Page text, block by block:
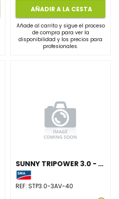
AÑADIR A LA CESTA
Añade al carrito y sigue el proceso
de compra para ver la
disponibilidad y los precios para
profesionales.
SUNNY TRIPOWER 3.0 - 3AV-40
REF:STP3.0-3AV-40